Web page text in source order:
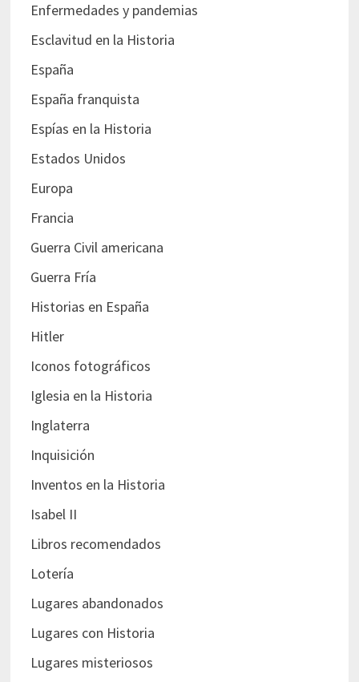
Enfermedades y pandemias
Esclavitud en la Historia
España
España franquista
Espías en la Historia
Estados Unidos
Europa
Francia
Guerra Civil americana
Guerra Fría
Historias en España
Hitler
Iconos fotográficos
Iglesia en la Historia
Inglaterra
Inquisición
Inventos en la Historia
Isabel II
Libros recomendados
Lotería
Lugares abandonados
Lugares con Historia
Lugares misteriosos